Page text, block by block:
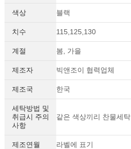
색상 블랙
치수 115,125,130
계절 봄, 가을
제조자 빅앤조이 협력업체
제조국 한국
세탁방법 및
취급시 주의
사항
같은 색상끼리 찬물세탁
제조연월 라벨에 표기